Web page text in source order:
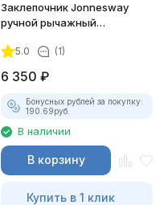
Заклепочник Jonnesway
ручной рычажный
5.0 (1)
6 350 ₽
Бонусных рублей за покупку:
190.69руб.
В наличии
В корзину
Купить в 1 клик